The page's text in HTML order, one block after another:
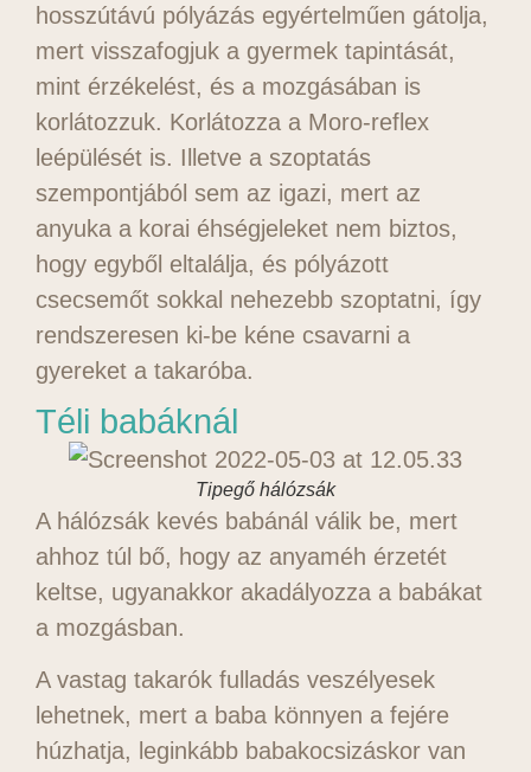
hosszútávú pólyázás egyértelműen gátolja,
mert visszafogjuk a gyermek tapintását,
mint érzékelést, és a mozgásában is
korlátozzuk. Korlátozza a Moro-reflex
leépülését is. Illetve a szoptatás
szempontjából sem az igazi, mert az
anyuka a korai éhségjeleket nem biztos,
hogy egyből eltalálja, és pólyázott
csecsemőt sokkal nehezebb szoptatni, így
rendszeresen ki-be kéne csavarni a
gyereket a takaróba.
Téli babáknál
Tipegő hálózsák
A hálózsák kevés babánál válik be, mert
ahhoz túl bő, hogy az anyaméh érzetét
keltse, ugyanakkor akadályozza a babákat
a mozgásban.
A vastag takarók fulladás veszélyesek
lehetnek, mert a baba könnyen a fejére
húzhatja, leginkább babakocsizáskor van